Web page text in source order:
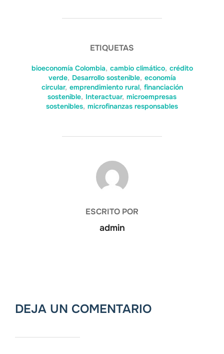
ETIQUETAS
bioeconomía Colombia, cambio climático, crédito
verde, Desarrollo sostenible, economía
circular, emprendimiento rural, financiación
sostenible, Interactuar, microempresas
sostenibles, microfinanzas responsables
AUTOR DE LA ENTRADA
ESCRITO POR
admin
DEJA UN COMENTARIO